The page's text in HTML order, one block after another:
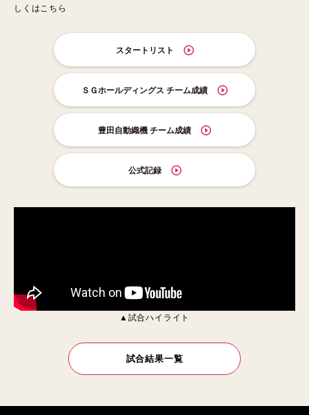
しくはこちら
スタートリスト
ＳＧホールディングス チーム成績
豊田自動織機 チーム成績
公式記録
▲試合ハイライト
試合結果一覧